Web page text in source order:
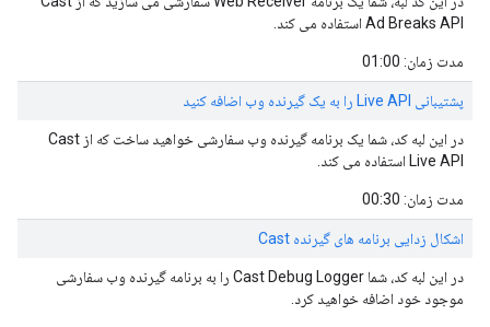
Ad Breaks API استفاده می کند.
مدت زمان: 01:00
پشتیبانی Live API را به یک گیرنده وب اضافه کنید
در این لبه کد، شما یک برنامه گیرنده وب سفارشی خواهید ساخت که از Cast
Live API استفاده می کند.
مدت زمان: 00:30
اشکال زدایی برنامه های گیرنده Cast
در این لبه کد، شما Cast Debug Logger را به برنامه گیرنده وب سفارشی
موجود خود اضافه خواهید کرد.